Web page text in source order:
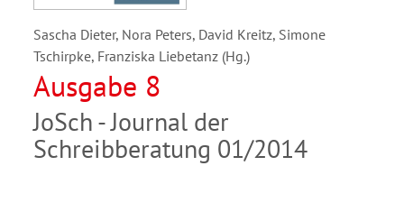
Sascha Dieter, Nora Peters, David Kreitz, Simone
Tschirpke, Franziska Liebetanz (Hg.)
Ausgabe 8
JoSch - Journal der
Schreibberatung 01/2014